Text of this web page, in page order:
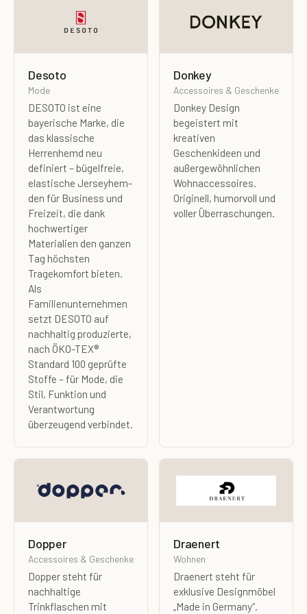
Desoto
Mode
DESOTO ist eine
bayerische Marke, die
das klassische
Herrenhemd neu
definiert – bügelfreie,
elastische Jerseyhem­
den für Business und
Freizeit, die dank
hochwertiger
Materialien den ganzen
Tag höchsten
Tragekomfort bieten.
Als
Familienunternehmen
setzt DESOTO auf
nachhaltig produzierte,
nach ÖKO-TEX®
Standard 100 geprüfte
Stoffe – für Mode, die
Stil, Funktion und
Verantwortung
überzeugend verbindet.
Donkey
Accessoires & Geschenke
Donkey Design
begeistert mit
kreativen
Geschenkideen und
außergewöhnlichen
Wohnaccessoires.
Originell, humorvoll und
voller Überraschungen.
Dopper
Accessoires & Geschenke
Dopper steht für
nachhaltige
Trinkflaschen mit
Draenert
Wohnen
Draenert steht für
exklusive Designmöbel
„Made in Germany“.